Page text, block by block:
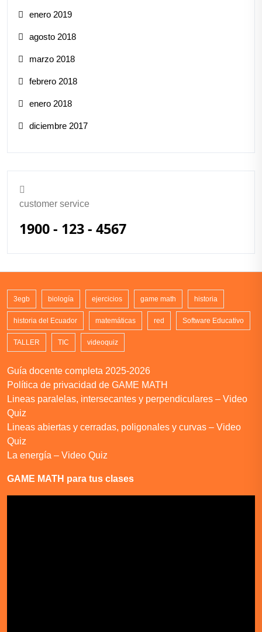
enero 2019
agosto 2018
marzo 2018
febrero 2018
enero 2018
diciembre 2017
customer service
1900 - 123 - 4567
3egb biología ejercicios game math historia
historia del Ecuador matemáticas red Software Educativo
TALLER TIC videoquiz
Guía docente completa 2025-2026
Política de privacidad de GAME MATH
Lineas paralelas, intersecantes y perpendiculares – Video
Quiz
Lineas abiertas y cerradas, poligonales y curvas – Video
Quiz
La energía – Video Quiz
GAME MATH para tus clases